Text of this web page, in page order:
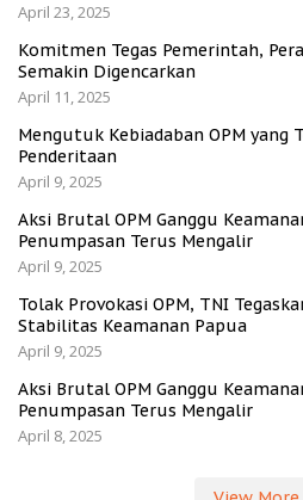
April 23, 2025
Komitmen Tegas Pemerintah,
Semakin Digencarkan
April 11, 2025
Mengutuk Kebiadaban OPM yang
Penderitaan
April 9, 2025
Aksi Brutal OPM Ganggu
Penumpasan Terus Mengalir
April 9, 2025
Tolak Provokasi OPM, TNI
Stabilitas Keamanan Papua
April 9, 2025
Aksi Brutal OPM Ganggu
Penumpasan Terus Mengalir
April 8, 2025